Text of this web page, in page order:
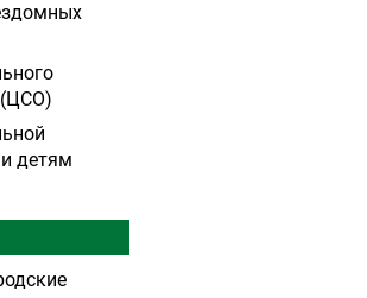
(ЦСО)
детям